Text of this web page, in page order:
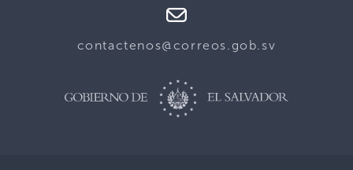
contactenos@correos.gob.sv